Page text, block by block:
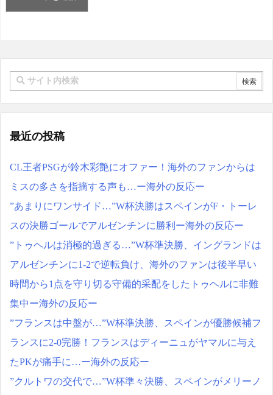
最近の投稿
CL王者PSGが鈴木彩艶にオファー！海外のファンからは
ミスの多さを指摘する声も…ー海外の反応ー
”あまりにワンサイド…”W杯決勝はスペインがF・トーレ
スの決勝ゴールでアルゼンチンに勝利ー海外の反応ー
”トゥヘルは消極的過ぎる…”W杯準決勝、イングランドは
アルゼンチンに1-2で逆転負け、海外のファンは後半早い
時間から1点を守り切る守備的采配をしたトゥヘルに非難
集中ー海外の反応ー
”フランスは中盤が…”W杯準決勝、スペインが優勝候補フ
ランスに2-0完勝！フランスはディーニュがヤマルに与え
たPKが痛手に…ー海外の反応ー
”クルトワの交代で…”W杯準々決勝、スペインがメリーノ